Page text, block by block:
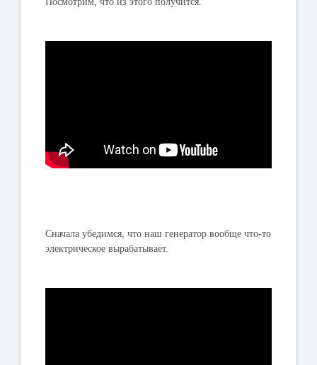
Сначала убедимся, что наш генератор вообще что-то
электрическое вырабатывает.